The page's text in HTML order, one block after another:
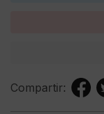
Compartir: